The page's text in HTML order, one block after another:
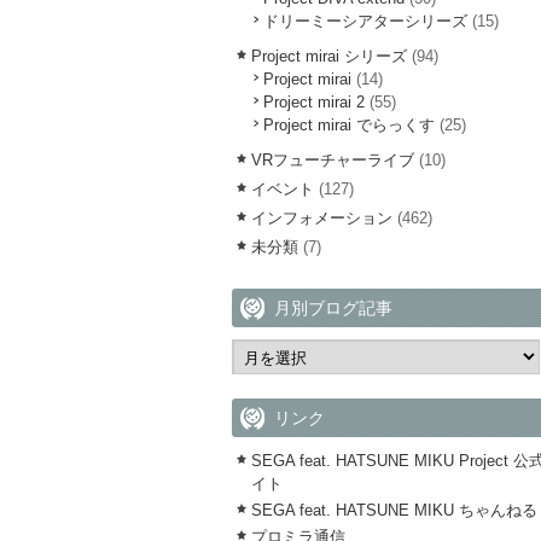
ドリーミーシアターシリーズ (15)
Project mirai シリーズ (94)
Project mirai (14)
Project mirai 2 (55)
Project mirai でらっくす (25)
VRフューチャーライブ (10)
イベント (127)
インフォメーション (462)
未分類 (7)
月別ブログ記事
リンク
SEGA feat. HATSUNE MIKU Project 公
イト
SEGA feat. HATSUNE MIKU ちゃんねる
プロミラ通信